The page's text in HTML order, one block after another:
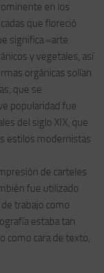
en los
que floreció
significa «arte
y vegetales, así
orgánicas solían
que se
popularidad fue
del siglo XIX, que
estilos modernistas
de carteles
fue utilizado
trabajo como
estaba tan
como cara de texto,